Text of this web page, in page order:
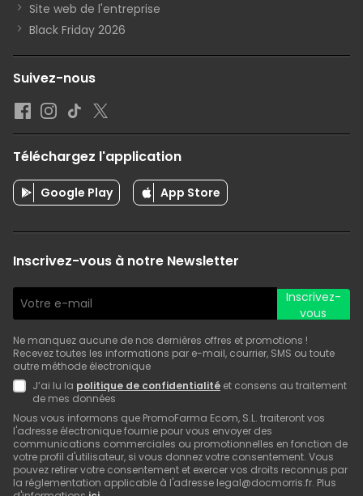
Site web de l'entreprise
Black Friday 2026
Suivez-nous
Téléchargez l'application
Google Play App Store
Inscrivez-vous à notre Newsletter
Inscrivez-
vous
Ne manquez aucune de nos dernières offres et promotions !
Recevez toutes les informations par e-mail, courrier, SMS ou toute
autre méthode électronique
J’ai lu la politique de confidentialité et consens au traitement
de mes données
Nous vous informons que PromoFarma Ecom, S.L. traiteront vos
l'adresse électronique fournie pour vous envoyer des
communications commerciales ou promotionnelles en fonction de
votre profil d'utilisateur, si vous donnez votre consentement. Vous
pouvez retirer votre consentement et exercer vos droits reconnus par
la réglementation applicable à l'adresse legal@docmorris.fr. Plus